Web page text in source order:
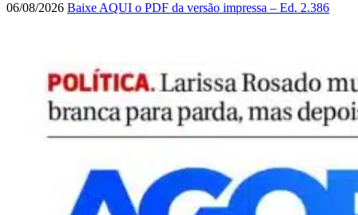
06/08/2026 Baixe AQUI o PDF da versão impressa – Ed. 2.386